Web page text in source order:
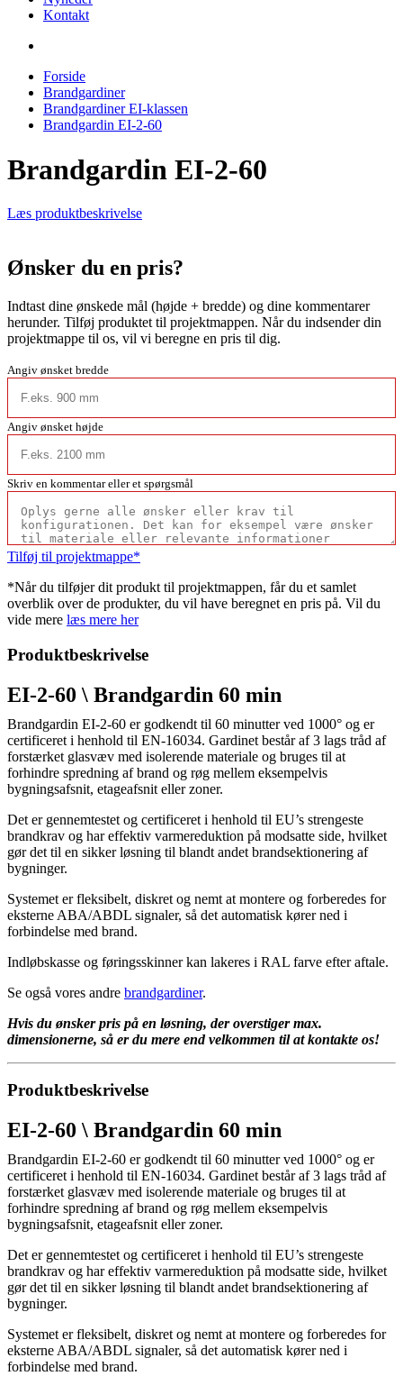
Kontakt
Forside
Brandgardiner
Brandgardiner EI-klassen
Brandgardin EI-2-60
Brandgardin EI-2-60
Læs produktbeskrivelse
Ønsker du en pris?
Indtast dine ønskede mål (højde + bredde) og dine kommentarer
herunder. Tilføj produktet til projektmappen. Når du indsender din
projektmappe til os, vil vi beregne en pris til dig.
Angiv ønsket bredde
Angiv ønsket højde
Skriv en kommentar eller et spørgsmål
Tilføj til projektmappe*
*Når du tilføjer dit produkt til projektmappen, får du et samlet
overblik over de produkter, du vil have beregnet en pris på. Vil du
vide mere læs mere her
Produktbeskrivelse
EI-2-60 \ Brandgardin 60 min
Brandgardin EI-2-60 er godkendt til 60 minutter ved 1000° og er
certificeret i henhold til EN-16034. Gardinet består af 3 lags tråd af
forstærket glasvæv med isolerende materiale og bruges til at
forhindre spredning af brand og røg mellem eksempelvis
bygningsafsnit, etageafsnit eller zoner.
Det er gennemtestet og certificeret i henhold til EU’s strengeste
brandkrav og har effektiv varmereduktion på modsatte side, hvilket
gør det til en sikker løsning til blandt andet brandsektionering af
bygninger.
Systemet er fleksibelt, diskret og nemt at montere og forberedes for
eksterne ABA/ABDL signaler, så det automatisk kører ned i
forbindelse med brand.
Indløbskasse og føringsskinner kan lakeres i RAL farve efter aftale.
Se også vores andre brandgardiner.
Hvis du ønsker pris på en løsning, der overstiger max.
dimensionerne, så er du mere end velkommen til at kontakte os!
Produktbeskrivelse
EI-2-60 \ Brandgardin 60 min
Brandgardin EI-2-60 er godkendt til 60 minutter ved 1000° og er
certificeret i henhold til EN-16034. Gardinet består af 3 lags tråd af
forstærket glasvæv med isolerende materiale og bruges til at
forhindre spredning af brand og røg mellem eksempelvis
bygningsafsnit, etageafsnit eller zoner.
Det er gennemtestet og certificeret i henhold til EU’s strengeste
brandkrav og har effektiv varmereduktion på modsatte side, hvilket
gør det til en sikker løsning til blandt andet brandsektionering af
bygninger.
Systemet er fleksibelt, diskret og nemt at montere og forberedes for
eksterne ABA/ABDL signaler, så det automatisk kører ned i
forbindelse med brand.